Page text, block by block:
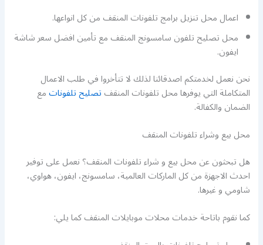
اعمال محل تنزيل برامج تلفونات المنقف من كل انواعها.
محل تصليح تلفون سامسونج المنقف مع تأمين افضل سعر شاشة
ايفون.
نحن نعمل لخدمتكم اصدقائنا لذلك لا تتأخروا في طلب الاعمال
المتكاملة التي يوفرها محل تلفونات المنقفتصليح تلفوناتمع
الضمان والكفالة.
محل بيع وشراء تلفونات المنقف
هل تبحثون عن محل بيع و شراء تلفونات المنقف؟ نعمل على توفير
احدث الاجهزة من كل الماركات العالمية، سامسونج، ايفون، هواوي،
شاومي و غيرها.
كما نقوم باتاحة خدمات محلات موبايلات المنقف كما يلي: